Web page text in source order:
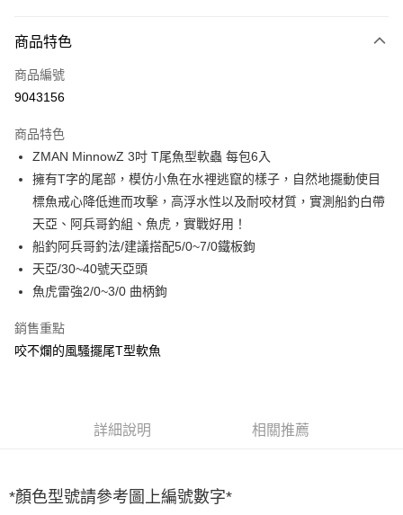
信用卡一次付款
信用卡分期付款
合作金庫商業銀行
華南商業銀行
彰化商業銀行
上海商業儲蓄銀行
台北富邦商業銀行
國泰世華商業銀行
兆豐國際商業銀行
臺灣中小企業銀行
台中商業銀行
匯豐（台灣）商業銀行
華泰商業銀行
聯邦商業銀行
遠東國際商業銀行
元大商業銀行
玉山商業銀行
台灣樂天信用卡公司
Apple Pay
悠遊付
【大哥付你分期使用說明】
2.付款方式選擇「大哥付你分期」，訂單成立後會自動跳轉到大哥付的交易
4.訂單成立30分鐘內，如未前往確認交易或遇審核未通過，訂單將自動取
消。如遇「轉專審核」未通過狀況，表示未達大哥付你分期系統評分，恕無
1.分期款項不併入電信帳單，「大哥付你分期」於每月結算日後寄送繳費提
醒簡訊。
AFTEE先享後付
相關說明
１．簡單：不需註冊會員、不需綁卡、不需儲值。
【「AFTEE先享後付」結帳流程】
全家取貨付款
商品特色
商品編號
9043156
商品特色
ZMAN MinnowZ 3吋 T尾魚型軟蟲 每包6入
擁有T字的尾部，模仿小魚在水裡逃竄的樣子，自然地擺動使目
標魚戒心降低進而攻擊，高浮水性以及耐咬材質，實測船釣白帶
天亞、阿兵哥釣組、魚虎，實戰好用！
船釣阿兵哥釣法/建議搭配5/0~7/0鐵板鉤
天亞/30~40號天亞頭
魚虎雷強2/0~3/0 曲柄鉤
銷售重點
咬不爛的風騷擺尾T型軟魚
詳細說明 相關推薦
*顏色型號請參考圖上編號數字*